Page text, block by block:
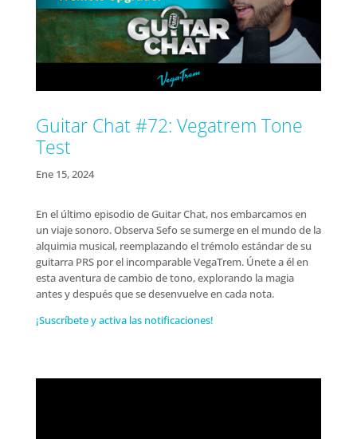
Guitar Chat #72: Vegatrem Tone
Test
Ene 15, 2024
En el último episodio de Guitar Chat, nos embarcamos en
un viaje sonoro. Observa Sefo se sumerge en el mundo de la
alquimia musical, reemplazando el trémolo estándar de su
guitarra PRS por el incomparable VegaTrem. Únete a él en
esta aventura de cambio de tono, explorando la magia
antes y después que se desenvuelve en cada nota.
¡Suscríbete y activa las notificaciones!